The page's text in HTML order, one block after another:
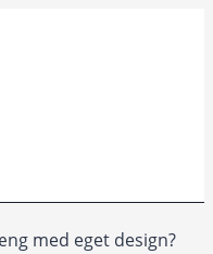
med eget design?